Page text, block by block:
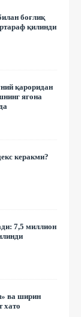
боғлиқ
қилинди
қароридан
ягона
керакми?
7,5 миллион
ва ширин
хато